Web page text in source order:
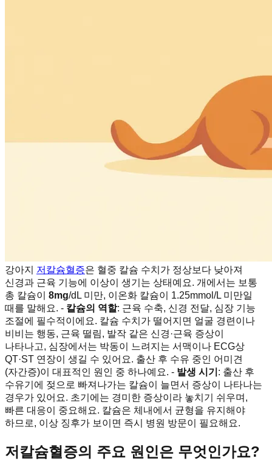
강아지 저칼슘혈증은 혈중 칼슘 수치가 정상보다 낮아져
신경과 근육 기능에 이상이 생기는 상태예요. 개에서는 보통
총 칼슘이 8mg/dL 미만, 이온화 칼슘이 1.25mmol/L 미만일
때를 말해요. - 칼슘의 역할: 근육 수축, 신경 전달, 심장 기능
조절에 필수적이에요. 칼슘 수치가 떨어지면 얼굴 경련이나
비비는 행동, 근육 떨림, 발작 같은 신경·근육 증상이
나타나고, 심장에서는 박동이 느려지는 서맥이나 ECG상
QT·ST 연장이 생길 수 있어요. 출산 후 수유 중인 어미견
(자간증)이 대표적인 원인 중 하나예요. - 발생 시기 : 출산 후
수유기에 젖으로 빠져나가는 칼슘이 늘면서 증상이 나타나는
경우가 있어요. 초기에는 경미한 증상이라 놓치기 쉬우며,
빠른 대응이 중요해요. 칼슘은 체내에서 균형을 유지해야
하므로, 이상 징후가 보이면 즉시 병원 방문이 필요해요.
저칼슘혈증의 주요 원인은 무엇인가요?